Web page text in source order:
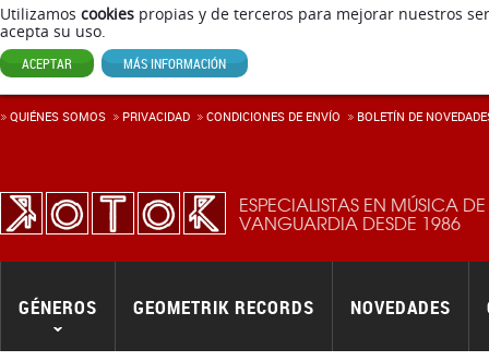
Utilizamos cookies propias y de terceros para mejorar nuestros
acepta su uso.
ACEPTAR MÁS INFORMACIÓN
ESPECIALISTAS EN MÚSICA DE
VANGUARDIA DESDE 1986
GÉNEROS GEOMETRIK RECORDS NOVEDADES
QUIÉNES SOMOS PRIVACIDAD CONDICIONES DE ENVÍ­O BOLETÍN DE